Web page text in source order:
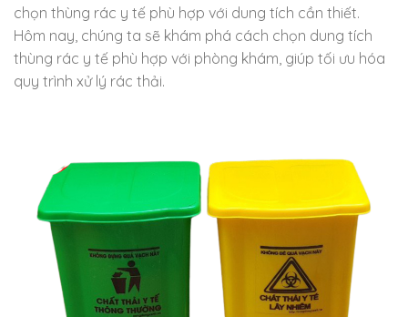
chọn thùng rác y tế phù hợp với dung tích cần thiết.
Hôm nay, chúng ta sẽ khám phá cách chọn dung tích
thùng rác y tế phù hợp với phòng khám, giúp tối ưu hóa
quy trình xử lý rác thải.